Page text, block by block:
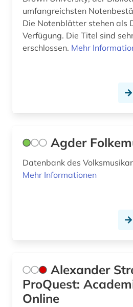
dresden (4)
drittes reich (3)
e-learning (2)
e.t.a. (1)
elektronische zeitschrift zeitschriftenaufsatz
(1)
umfangreichsten
Die Notenblätter stehen als
Verfügung. Die Titel sind
erschlossen. Mehr
Agder
Datenbank des
Mehr Informationen
Alexander
ProQuest:
Online